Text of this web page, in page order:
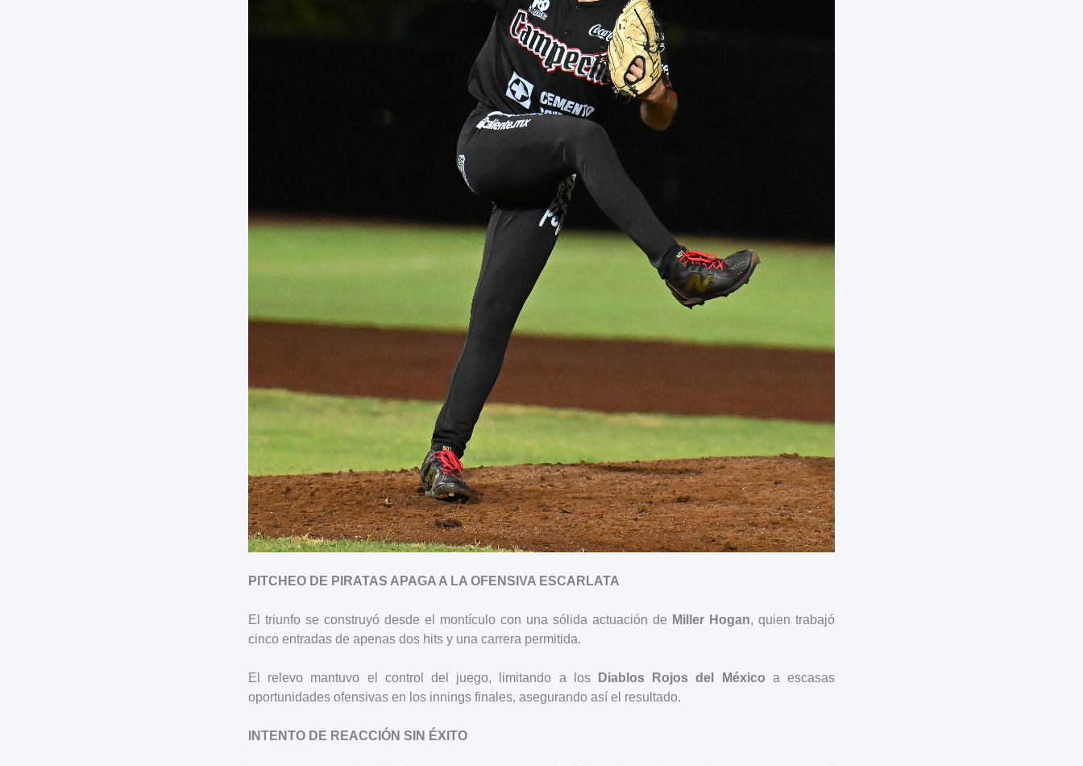
PITCHEO DE PIRATAS APAGA A LA OFENSIVA ESCARLATA
El triunfo se construyó desde el montículo con una sólida actuación de Miller Hogan, quien trabajó
cinco entradas de apenas dos hits y una carrera permitida.
El relevo mantuvo el control del juego, limitando a los Diablos Rojos del México a escasas
oportunidades ofensivas en los innings finales, asegurando así el resultado.
INTENTO DE REACCIÓN SIN ÉXITO